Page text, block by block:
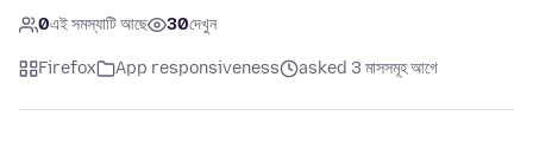
0এই সমস্যাটি আছে 30দেখুন
Firefox App responsiveness asked 3 মাসসমূহ আগে